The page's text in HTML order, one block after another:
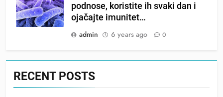
podnose, koristite ih svaki dan i
ojačajte imunitet…
admin
6 years ago 0
RECENT POSTS